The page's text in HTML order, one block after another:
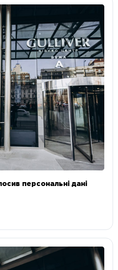
персональні дані